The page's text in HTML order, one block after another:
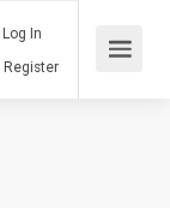
Log In